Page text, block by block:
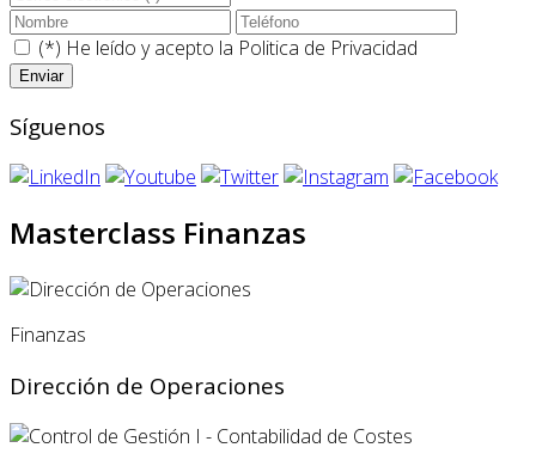
(*) He leído y acepto la Politica de Privacidad
Síguenos
Masterclass Finanzas
Finanzas
Dirección de Operaciones